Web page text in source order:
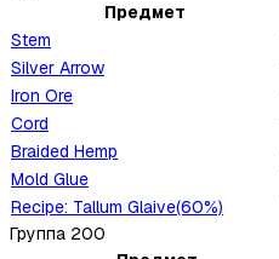
Предмет
Stem
Silver Arrow
Iron Ore
Cord
Braided Hemp
Mold Glue
Recipe: Tallum Glaive(60%)
Группа 200